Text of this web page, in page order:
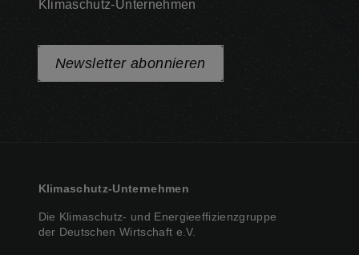
Klimaschutz-Unternehmen
Newsletter abonnieren
Klimaschutz-Unternehmen
Die Klimaschutz- und Energieeffizienzgruppe
der Deutschen Wirtschaft e.V.